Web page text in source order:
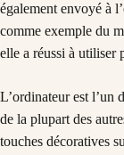
également envoyé à
comme exemple du
elle a réussi à utiliser
L’ordinateur est l’un
de la plupart des
touches décoratives